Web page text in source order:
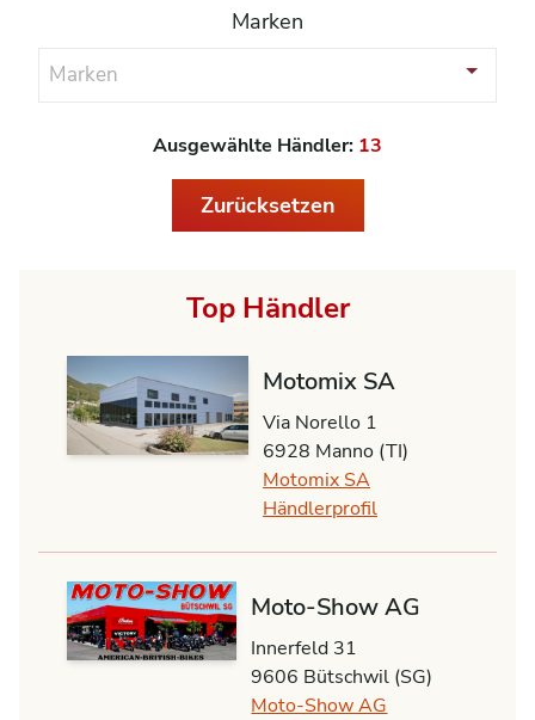
Marken
Marken
Ausgewählte Händler: 13
Zurücksetzen
Top Händler
Motomix SA
Via Norello 1
6928 Manno (TI)
Motomix SA
Händlerprofil
Moto-Show AG
Innerfeld 31
9606 Bütschwil (SG)
Moto-Show AG